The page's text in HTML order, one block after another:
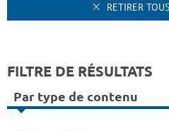
RETIRER
FILTRE DE RÉSULTATS
Par type de contenu